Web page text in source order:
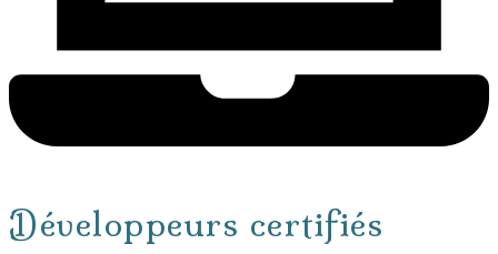
Développeurs certifiés